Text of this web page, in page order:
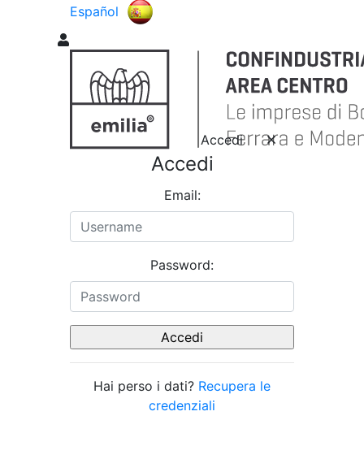
Español
Accedi
Accedi
Email:
Password:
Hai perso i dati? Recupera le
credenziali